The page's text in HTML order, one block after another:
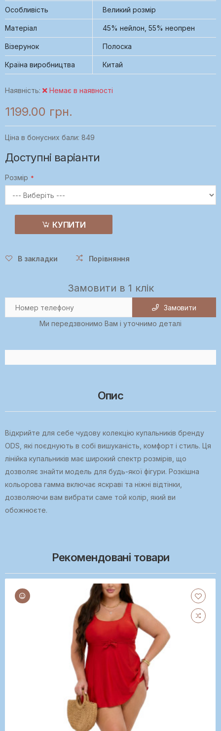
Особливість Великий розмір
Матеріал 45% нейлон, 55% неопрен
Візерунок Полоска
Країна виробництва Китай
Наявність: Немає в наявності
1199.00 грн.
Ціна в бонусних бали: 849
Доступні варіанти
Розмір
КУПИТИ
В закладки Порівняння
Замовити в 1 клік
Замовити
Ми передзвонимо Вам і уточнимо деталі
Опис
Відкрийте для себе чудову колекцію купальників бренду
ODS, які поєднують в собі вишуканість, комфорт і стиль. Ця
лінійка купальників має широкий спектр розмірів, що
дозволяє знайти модель для будь-якої фігури. Розкішна
кольорова гамма включає яскраві та ніжні відтінки,
дозволяючи вам вибрати саме той колір, який ви
обожнюєте.
Рекомендовані товари